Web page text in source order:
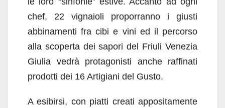
chef, 22 vignaioli proporranno i giusti
abbinamenti fra cibi e vini ed il percorso
alla scoperta dei sapori del Friuli Venezia
Giulia vedrà protagonisti anche raffinati
prodotti dei 16 Artigiani del Gusto.
A esibirsi, con piatti creati appositamente